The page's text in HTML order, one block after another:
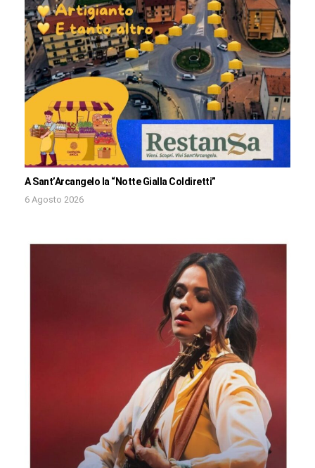
A Sant’Arcangelo la “Notte Gialla Coldiretti”
6 Agosto 2026